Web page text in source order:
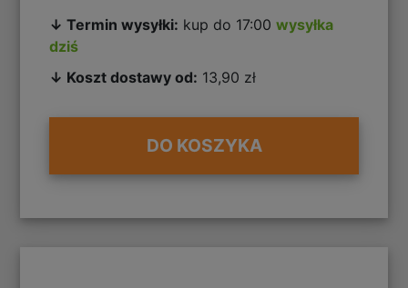
↓ Termin wysyłki: kup do 17:00wysyłka
dziś
↓ Koszt dostawy od: 13,90 zł
DO KOSZYKA